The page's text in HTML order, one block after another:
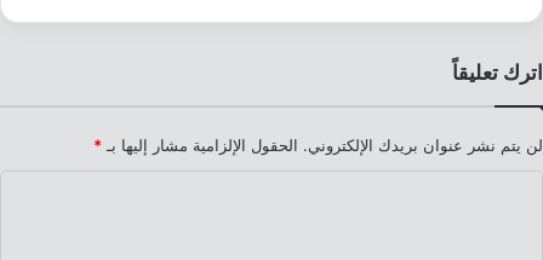
اترك تعليقاً
لن يتم نشر عنوان بريدك الإلكتروني. الحقول الإلزامية مشار إليها بـ *